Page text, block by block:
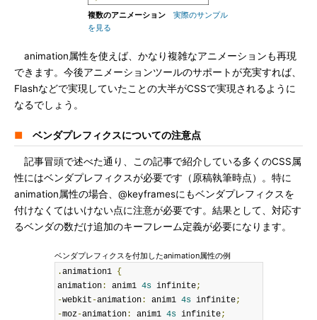
複数のアニメーション
実際のサンプル
を見る
animation属性を使えば、かなり複雑なアニメーションも再現
できます。今後アニメーションツールのサポートが充実すれば、
Flashなどで実現していたことの大半がCSSで実現されるように
なるでしょう。
■ ベンダプレフィクスについての注意点
記事冒頭で述べた通り、この記事で紹介している多くのCSS属
性にはベンダプレフィクスが必要です（原稿執筆時点）。特に
animation属性の場合、@keyframesにもベンダプレフィクスを
付けなくてはいけない点に注意が必要です。結果として、対応す
るベンダの数だけ追加のキーフレーム定義が必要になります。
ベンダプレフィクスを付加したanimation属性の例
.animation1 {
animation: anim1 4s infinite;
-webkit -animation: anim1 4s infinite;
-moz-animation: anim1 4s infinite;